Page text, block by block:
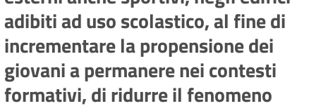
adibiti ad uso scolastico, al fine di
incrementare la propensione dei
giovani a permanere nei contesti
formativi, di ridurre il fenomeno